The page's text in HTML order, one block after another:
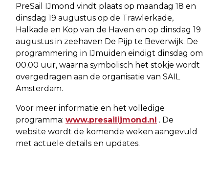
PreSail IJmond vindt plaats op maandag 18 en
dinsdag 19 augustus op de Trawlerkade,
Halkade en Kop van de Haven en op dinsdag 19
augustus in zeehaven De Pijp te Beverwijk. De
programmering in IJmuiden eindigt dinsdag om
00.00 uur, waarna symbolisch het stokje wordt
overgedragen aan de organisatie van SAIL
Amsterdam.
Voor meer informatie en het volledige
programma: www.presailijmond.nl . De
website wordt de komende weken aangevuld
met actuele details en updates.